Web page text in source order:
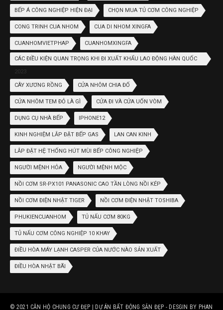
BẾP Á CÔNG NGHIỆP HIỆN ĐẠI CHỌN MUA TỦ CƠM CÔNG NGHIỆP
CONG TRINH CUA NHOM CUA DI NHOM XINGFA
CUANHOMVIETPHAP CUANHOMXINGFA
CÁC ĐIỀU KIỆN QUAN TRỌNG KHI ĐI XUẤT KHẨU LAO ĐỘNG HÀN QUỐC
2023
CÂY XƯƠNG RỒNG CỬA NHÔM CHIA ĐỐ
CỬA NHÔM TEM ĐỎ LÀ GÌ CỬA ĐI VÀ CỬA UỐN VÒM
DỤNG CỤ NHÀ BẾP IPHONE12
KINH NGHIỆM LẮP ĐẶT BẾP GAS LAN CAN KINH
LẮP ĐẶT HỆ THỐNG HÚT MÙI BẾP CÔNG NGHIỆP
NGƯỜI MỆNH HỎA NGƯỜI MỆNH MỘC
NỒI CƠM SR-PX101 PANASONIC CAO TẦN LÒNG NỒI KÉP
NỒI CƠM ĐIỆN NHẬT TIGER NỒI CƠM ĐIỆN NHẬT TOSHIBA
PHUKIENCUANHOM TỦ NẤU CƠM 80KG
TỦ NẤU CƠM CÔNG NGHIỆP 10 KHAY
ĐIỀU HÒA MÁY LẠNH CASPER CỦA NƯỚC NÀO SẢN XUẤT
ĐIỀU HÒA NHẬT BÃI
© 2021 CĂN HỘ CHUNG CƯ ĐẸP | DỰ ÁN BẤT ĐỘNG SẢN ĐẸP - DESGIN BY PHAN